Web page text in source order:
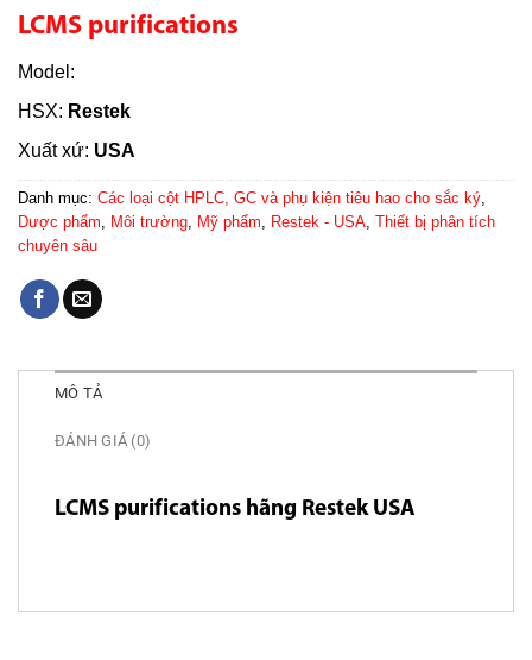
LCMS purifications
Model:
HSX: Restek
Xuất xứ: USA
Danh mục: Các loại cột HPLC, GC và phụ kiện tiêu hao cho sắc ký,
Dược phẩm, Môi trường, Mỹ phẩm, Restek - USA, Thiết bị phân tích
chuyên sâu
MÔ TẢ
ĐÁNH GIÁ (0)
LCMS purifications hãng Restek USA